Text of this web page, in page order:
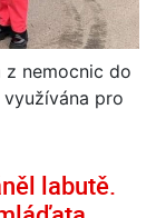
z nemocnic do
pro
labutě.